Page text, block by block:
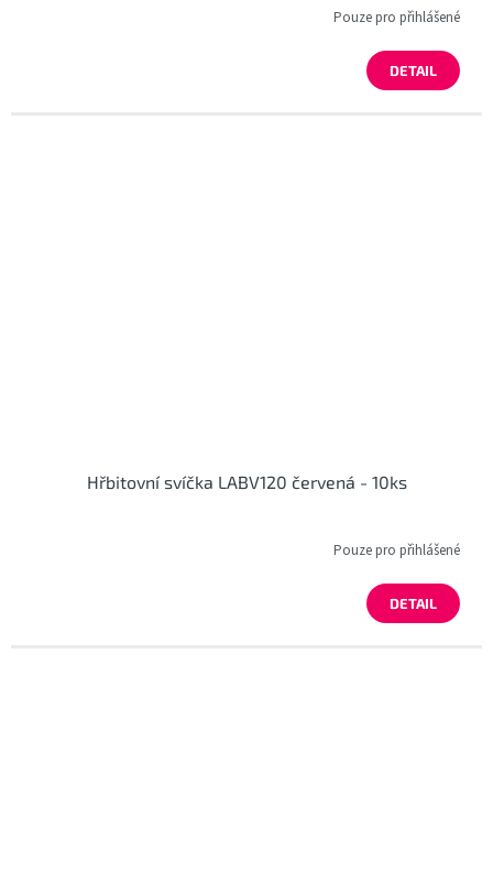
Pouze pro přihlášené
DETAIL
Hřbitovní svíčka LABV120 červená - 10ks
Pouze pro přihlášené
DETAIL